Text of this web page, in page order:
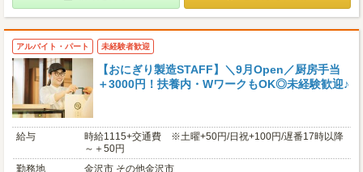
アルバイト・パート 未経験者歓迎
【おにぎり製造STAFF】＼9月Open／厨房手当
＋3000円！扶養内・WワークもOK◎未経験歓迎♪
給与
時給1115+交通費 ※土曜+50円/日祝+100円/遅番17時以降
～＋50円
勤務地
金沢市 その他金沢市